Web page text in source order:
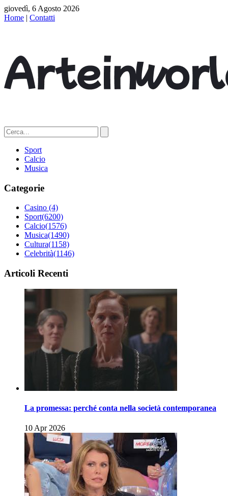
giovedì, 6 Agosto 2026
Home | Contatti
Sport
Calcio
Musica
Categorie
Casino (4)
Sport(6200)
Calcio(1576)
Musica(1490)
Cultura(1158)
Celebrità(1146)
Articoli Recenti
La promessa: perché conta nella società contemporanea
10 Apr 2026